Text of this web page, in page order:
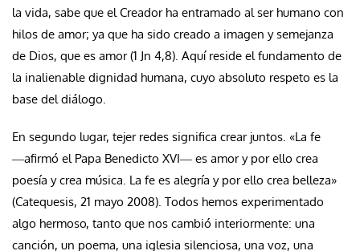
la vida, sabe que el Creador ha entramado al ser humano con
hilos de amor; ya que ha sido creado a imagen y semejanza
de Dios, que es amor (1 Jn 4,8). Aquí reside el fundamento de
la inalienable dignidad humana, cuyo absoluto respeto es la
base del diálogo.
En segundo lugar, tejer redes significa crear juntos. «La fe
―afirmó el Papa Benedicto XVI― es amor y por ello crea
poesía y crea música. La fe es alegría y por ello crea belleza»
(Catequesis, 21 mayo 2008). Todos hemos experimentado
algo hermoso, tanto que nos cambió interiormente: una
canción, un poema, una iglesia silenciosa, una voz, una